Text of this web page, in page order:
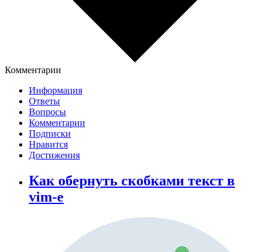
Комментарии
Информация
Ответы
Вопросы
Комментарии
Подписки
Нравится
Достижения
Как обернуть скобками текст в
vim-e